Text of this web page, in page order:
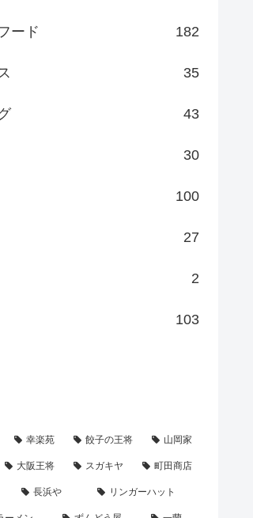
ード 182
35
43
30
100
27
2
103
幸楽苑 餃子の王将 山岡家
大阪王将 スガキヤ 町田商店
長浜や リンガーハット